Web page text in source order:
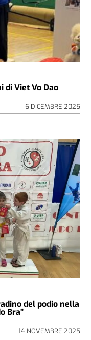
di Viet Vo Dao
6 DICEMBRE 2025
del podio nella
Bra”
14 NOVEMBRE 2025